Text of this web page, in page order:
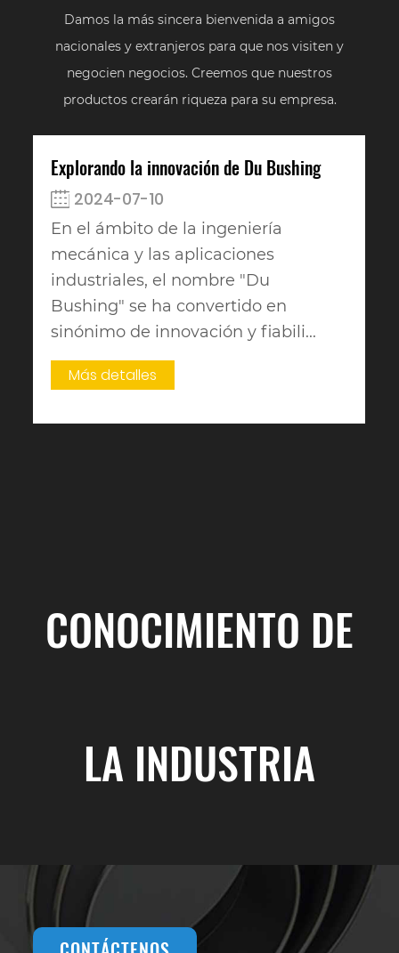
Damos la más sincera bienvenida a amigos
nacionales y extranjeros para que nos visiten y
negocien negocios. Creemos que nuestros
productos crearán riqueza para su empresa.
Explorando la innovación de Du Bushing
2024-07-10
En el ámbito de la ingeniería
mecánica y las aplicaciones
industriales, el nombre "Du
Bushing" se ha convertido en
sinónimo de innovación y fiabili...
Más detalles
CONOCIMIENTO DE
LA INDUSTRIA